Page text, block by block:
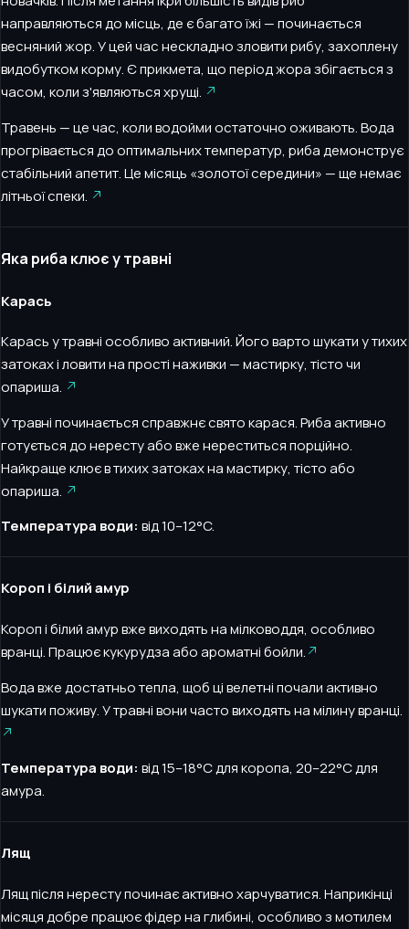
направляються до місць, де є багато їжі — починається
весняний жор. У цей час нескладно зловити рибу, захоплену
видобутком корму. Є прикмета, що період жора збігається з
часом, коли з'являються хрущі.
Травень — це час, коли водойми остаточно оживають. Вода
прогрівається до оптимальних температур, риба демонструє
стабільний апетит. Це місяць «золотої середини» — ще немає
літньої спеки.
Яка риба клює у травні
Карась
Карась у травні особливо активний. Його варто шукати у тихих
затоках і ловити на прості наживки — мастирку, тісто чи
опариша.
У травні починається справжнє свято карася. Риба активно
готується до нересту або вже нереститься порційно.
Найкраще клює в тихих затоках на мастирку, тісто або
опариша.
Температура води: від 10–12°C.
Короп і білий амур
Короп і білий амур вже виходять на мілководдя, особливо
вранці. Працює кукурудза або ароматні бойли.
Вода вже достатньо тепла, щоб ці велетні почали активно
шукати поживу. У травні вони часто виходять на мілину вранці.
Температура води: від 15–18°C для коропа, 20–22°C для
амура.
Лящ
Лящ після нересту починає активно харчуватися. Наприкінці
місяця добре працює фідер на глибині, особливо з мотилем